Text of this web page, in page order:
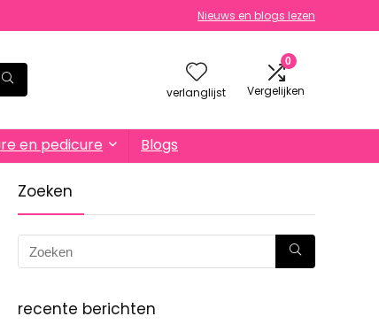
Nieuws en blogs lezen
verlanglijst
0
Vergelijken
en pedicure Blogs
Zoeken
recente berichten